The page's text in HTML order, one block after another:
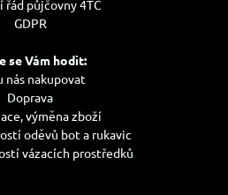
řád půjčovny 4TC
GDPR
se Vám hodit:
nás nakupovat
Doprava
výměna zboží
oděvů bot a rukavic
vázacích prostředků